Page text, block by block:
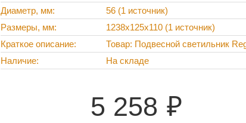
Диаметр, мм
56 (1 источник)
Размеры, мм
1238x125x110 (1 источник)
Краткое описание
Товар: Подвесной светильник
Наличие
На складе
5 258